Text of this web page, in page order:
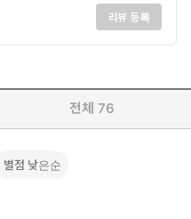
리뷰 등록
전체 76
별점 낮은순